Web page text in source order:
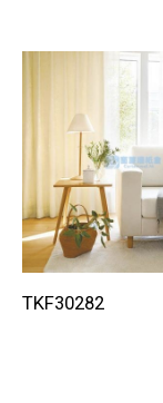
TKF30282